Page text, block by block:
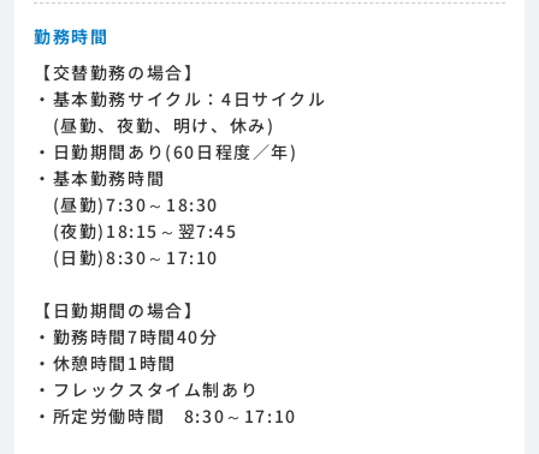
勤務時間
【交替勤務の場合】
・基本勤務サイクル：4日サイクル
(昼勤、夜勤、明け、休み)
・日勤期間あり(60日程度／年)
・基本勤務時間
(昼勤)7:30～18:30
(夜勤)18:15～翌7:45
(日勤)8:30～17:10
【日勤期間の場合】
・勤務時間7時間40分
・休憩時間1時間
・フレックスタイム制あり
・所定労働時間 8:30～17:10